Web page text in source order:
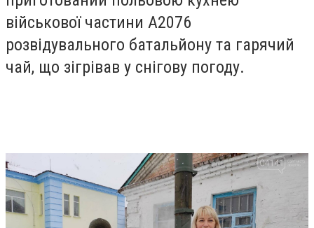
військової частини А2076
розвідувального батальйону та гарячий
чай, що зігрівав у снігову погоду.